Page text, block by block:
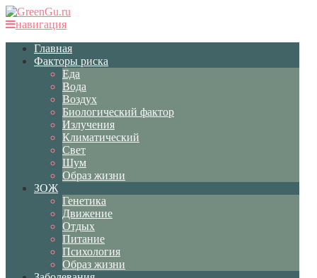
навигация
Главная
Факторы риска
Еда
Вода
Воздух
Биологический фактор
Излучения
Климатический
Свет
Шум
Образ жизни
ЗОЖ
Генетика
Движение
Отдых
Питание
Психология
Образ жизни